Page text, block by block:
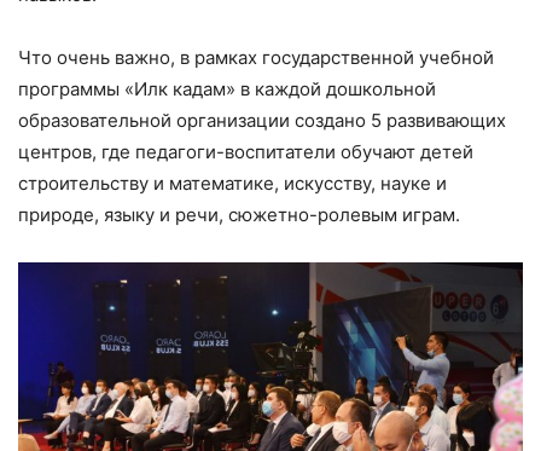
Что очень важно, в рамках государственной учебной
программы «Илк кадам» в каждой дошкольной
образовательной организации создано 5 развивающих
центров, где педагоги-воспитатели обучают детей
строительству и математике, искусству, науке и
природе, языку и речи, сюжетно-ролевым играм.